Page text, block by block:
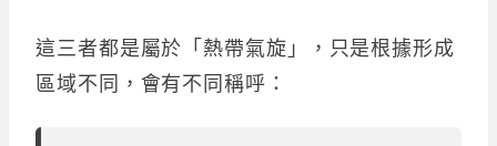
這三者都是屬於「熱帶氣旋」，只是根據形成
區域不同，會有不同稱呼：